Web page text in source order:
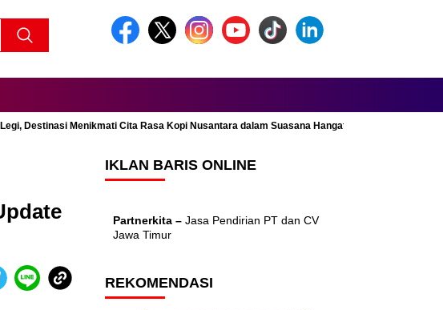
Destinasi Menikmati Cita Rasa Kopi Nusantara dalam Suasana Hangat dan Nyaman
IKLAN BARIS ONLINE
Partnerkita – Jasa Pendirian PT dan CV
Jawa Timur
REKOMENDASI